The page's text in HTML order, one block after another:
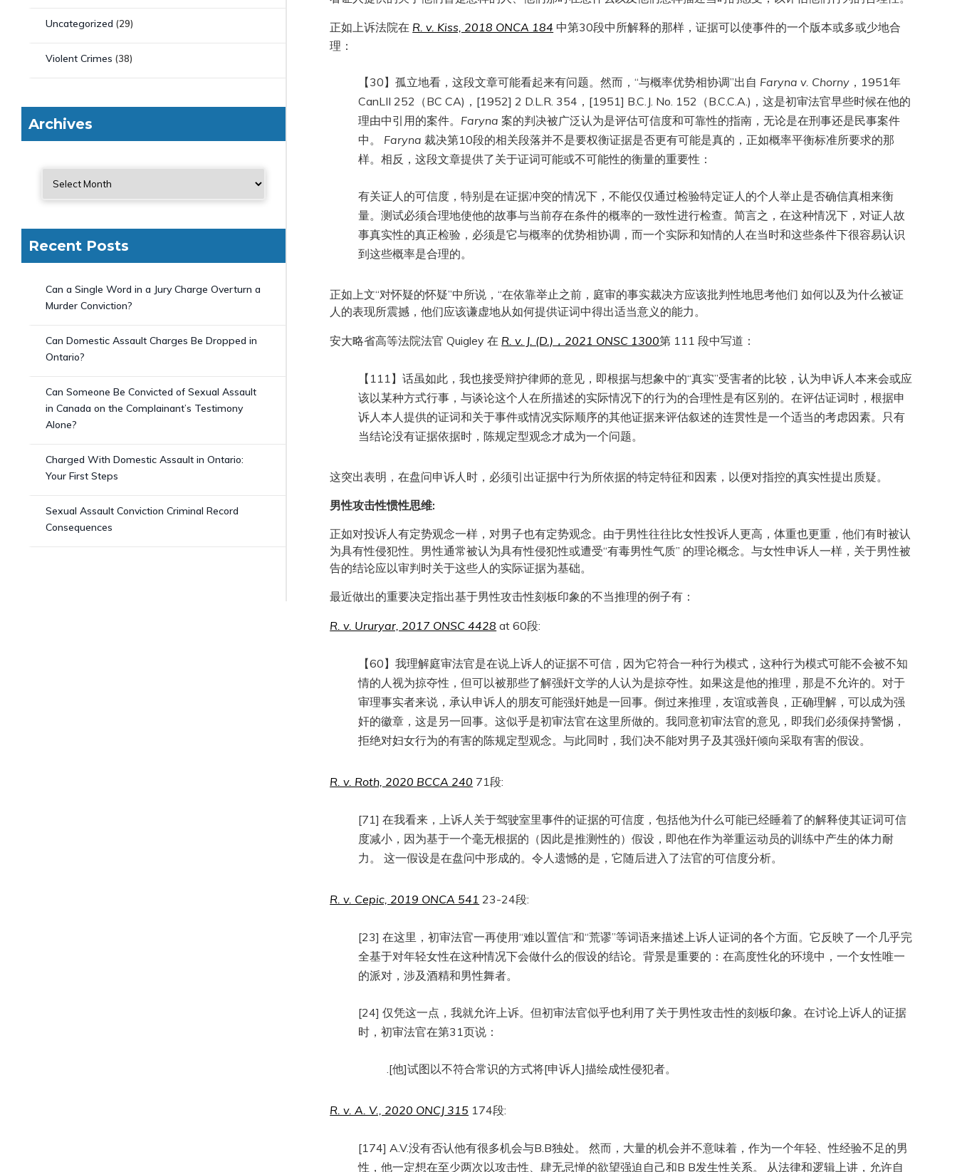
Uncategorized (29)
Violent Crimes (38)
Archives
Recent Posts
Can a Single Word in a Jury Charge Overturn a
Murder Conviction?
Can Domestic Assault Charges Be Dropped in
Ontario?
Can Someone Be Convicted of Sexual Assault
in Canada on the Complainant’s Testimony
Alone?
Charged With Domestic Assault in Ontario:
Your First Steps
Sexual Assault Conviction Criminal Record
Consequences
正如上诉法院在 R. v. Kiss, 2018 ONCA 184 中第30段中所解释的那样，证据可以使事件的一个版本或多或少地合
理：
【30】孤立地看，这段文章可能看起来有问题。然而，“与概率优势相协调”出自 Faryna v. Chorny ，1951年
CanLII 252（BC CA)，[1952] 2 D.L.R. 354，[1951] B.C.J. No. 152（B.C.C.A.)，这是初审法官早些时候在他的
理由中引用的案件。 Faryna 案的判决被广泛认为是评估可信度和可靠性的指南，无论是在刑事还是民事案件
中。 Faryna 裁决第10段的相关段落并不是要权衡证据是否更有可能是真的，正如概率平衡标准所要求的那
样。相反，这段文章提供了关于证词可能或不可能性的衡量的重要性：
有关证人的可信度，特别是在证据冲突的情况下，不能仅仅通过检验特定证人的个人举止是否确信真相来衡
量。测试必须合理地使他的故事与当前存在条件的概率的一致性进行检查。简言之，在这种情况下，对证人故
事真实性的真正检验，必须是它与概率的优势相协调，而一个实际和知情的人在当时和这些条件下很容易认识
到这些概率是合理的。
正如上文“对怀疑的怀疑”中所说，“在依靠举止之前，庭审的事实裁决方应该批判性地思考他们 如何以及为什么被证
人的表现所震撼，他们应该谦虚地从如何提供证词中得出适当意义的能力。
安大略省高等法院法官 Quigley 在 R. v. J. (D.)，2021 ONSC 1300第 111 段中写道：
【111】话虽如此，我也接受辩护律师的意见，即根据与想象中的“真实”受害者的比较，认为申诉人本来会或应
该以某种方式行事，与谈论这个人在所描述的实际情况下的行为的合理性是有区别的。在评估证词时，根据申
诉人本人提供的证词和关于事件或情况实际顺序的其他证据来评估叙述的连贯性是一个适当的考虑因素。只有
当结论没有证据依据时，陈规定型观念才成为一个问题。
这突出表明，在盘问申诉人时，必须引出证据中行为所依据的特定特征和因素，以便对指控的真实性提出质疑。
男性攻击性惯性思维:
正如对投诉人有定势观念一样，对男子也有定势观念。由于男性往往比女性投诉人更高，体重也更重，他们有时被认
为具有性侵犯性。男性通常被认为具有性侵犯性或遭受“有毒男性气质” 的理论概念。与女性申诉人一样，关于男性被
告的结论应以审判时关于这些人的实际证据为基础。
最近做出的重要决定指出基于男性攻击性刻板印象的不当推理的例子有：
R. v. Ururyar, 2017 ONSC 4428 at 60段:
【60】我理解庭审法官是在说上诉人的证据不可信，因为它符合一种行为模式，这种行为模式可能不会被不知
情的人视为掠夺性，但可以被那些了解强奸文学的人认为是掠夺性。如果这是他的推理，那是不允许的。对于
审理事实者来说，承认申诉人的朋友可能强奸她是一回事。倒过来推理，友谊或善良，正确理解，可以成为强
奸的徽章，这是另一回事。这似乎是初审法官在这里所做的。我同意初审法官的意见，即我们必须保持警惕，
拒绝对妇女行为的有害的陈规定型观念。与此同时，我们决不能对男子及其强奸倾向采取有害的假设。
R. v. Roth, 2020 BCCA 240 71段:
[71] 在我看来，上诉人关于驾驶室里事件的证据的可信度，包括他为什么可能已经睡着了的解释使其证词可信
度减小，因为基于一个毫无根据的（因此是推测性的）假设，即他在作为举重运动员的训练中产生的体力耐
力。 这一假设是在盘问中形成的。令人遗憾的是，它随后进入了法官的可信度分析。
R. v. Cepic, 2019 ONCA 541 23-24段:
[23] 在这里，初审法官一再使用“难以置信”和“荒谬”等词语来描述上诉人证词的各个方面。它反映了一个几乎完
全基于对年轻女性在这种情况下会做什么的假设的结论。背景是重要的：在高度性化的环境中，一个女性唯一
的派对，涉及酒精和男性舞者。
[24] 仅凭这一点，我就允许上诉。但初审法官似乎也利用了关于男性攻击性的刻板印象。在讨论上诉人的证据
时，初审法官在第31页说：
.[他]试图以不符合常识的方式将[申诉人]描绘成性侵犯者。
R. v. A. V., 2020 ONCJ 315 174段:
[174] A.V.没有否认他有很多机会与B.B独处。 然而，大量的机会并不意味着，作为一个年轻、性经验不足的男
性，他一定想在至少两次以攻击性、肆无忌惮的欲望强迫自己和B B发生性关系。 从法律和逻辑上讲，允许自